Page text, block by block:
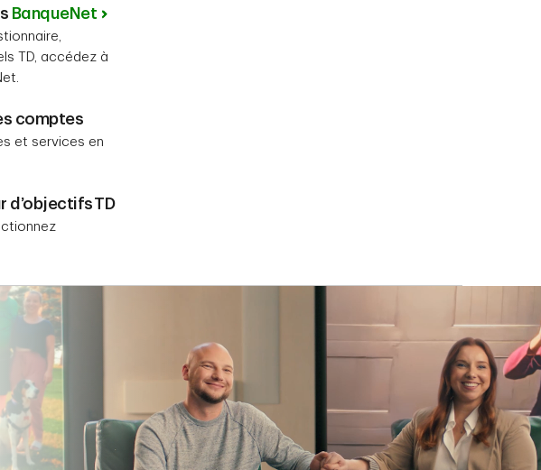
BanqueNet
TD, accédez à
comptes
et services en
d’objectifs TD